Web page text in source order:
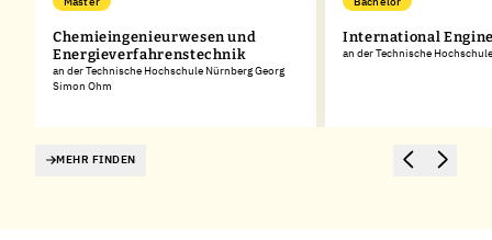
Chemieingenieurwesen und
Energieverfahrenstechnik
an der Technische Hochschule Nürnberg Georg
Simon Ohm
International
an der Technische
MEHR FINDEN